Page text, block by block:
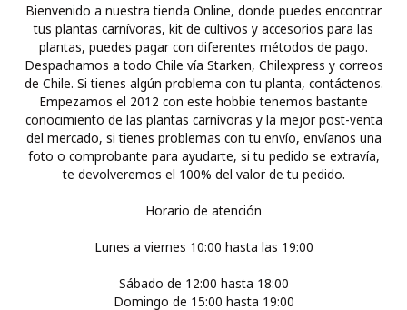
Bienvenido a nuestra tienda Online, donde puedes encontrar
tus plantas carnívoras, kit de cultivos y accesorios para las
plantas, puedes pagar con diferentes métodos de pago.
Despachamos a todo Chile vía Starken, Chilexpress y correos
de Chile. Si tienes algún problema con tu planta, contáctenos.
Empezamos el 2012 con este hobbie tenemos bastante
conocimiento de las plantas carnívoras y la mejor post-venta
del mercado, si tienes problemas con tu envío, envíanos una
foto o comprobante para ayudarte, si tu pedido se extravía,
te devolveremos el 100% del valor de tu pedido.
Horario de atención
Lunes a viernes 10:00 hasta las 19:00
Sábado de 12:00 hasta 18:00
Domingo de 15:00 hasta 19:00